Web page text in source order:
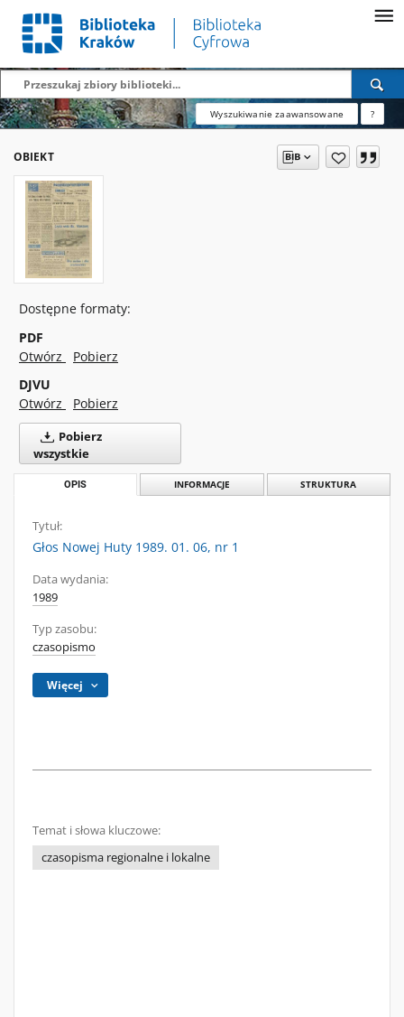
Wyszukiwanie zaawansowane ?
OBIEKT
Dostępne formaty:
PDF
Otwórz
Pobierz
DJVU
Otwórz
Pobierz
Pobierz
wszystkie
OPIS INFORMACJE STRUKTURA
Tytuł:
Głos Nowej Huty 1989. 01. 06, nr 1
Data wydania:
1989
Typ zasobu:
czasopismo
Więcej
Temat i słowa kluczowe:
czasopisma regionalne i lokalne